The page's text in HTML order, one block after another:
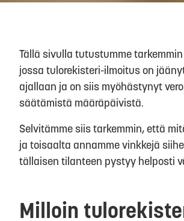
Tällä sivulla tutustumme
jossa tulorekisteri-ilmoitus on
ajallaan ja on siis myöhästynyt
säätämistä määräpäivistä.
Selvitämme siis tarkemmin, että
ja toisaalta annamme vinkkejä
tällaisen tilanteen pystyy helposti
Milloin